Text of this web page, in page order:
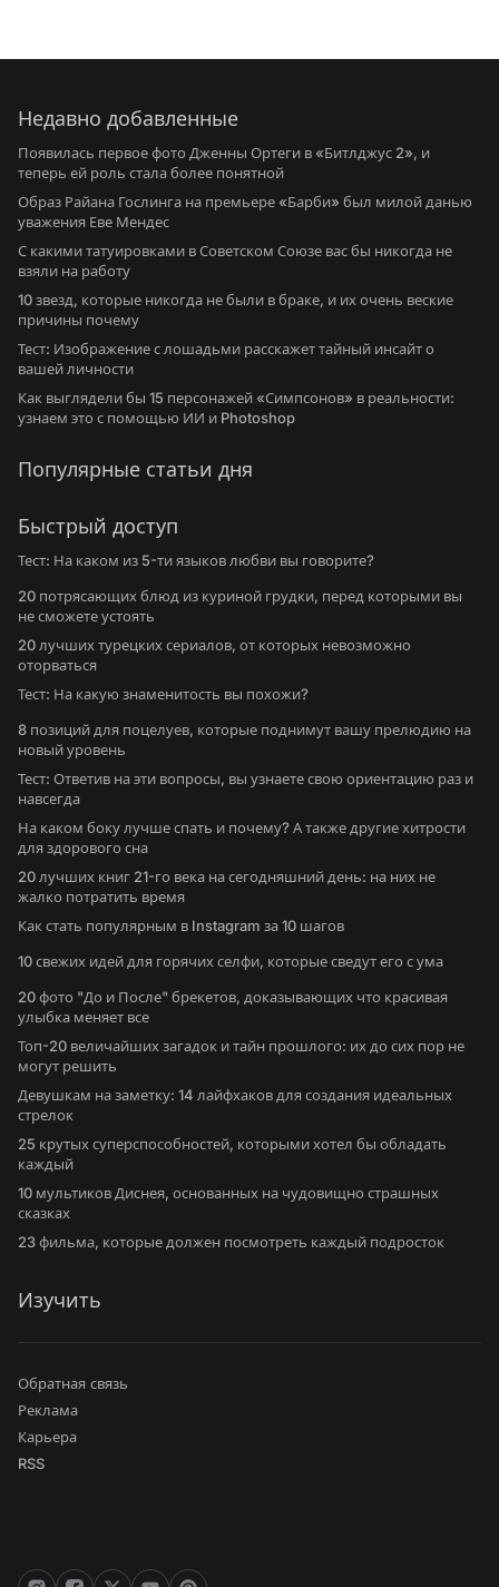
Недавно добавленные
Появилась первое фото Дженны Ортеги в «Битлджус 2», и
теперь ей роль стала более понятной
Образ Райана Гослинга на премьере «Барби» был милой данью
уважения Еве Мендес
С какими татуировками в Советском Союзе вас бы никогда не
взяли на работу
10 звезд, которые никогда не были в браке, и их очень веские
причины почему
Тест: Изображение с лошадьми расскажет тайный инсайт о
вашей личности
Как выглядели бы 15 персонажей «Симпсонов» в реальности:
узнаем это с помощью ИИ и Photoshop
Популярные статьи дня
Быстрый доступ
Тест: На каком из 5-ти языков любви вы говорите?
20 потрясающих блюд из куриной грудки, перед которыми вы
не сможете устоять
20 лучших турецких сериалов, от которых невозможно
оторваться
Тест: На какую знаменитость вы похожи?
8 позиций для поцелуев, которые поднимут вашу прелюдию на
новый уровень
Тест: Ответив на эти вопросы, вы узнаете свою ориентацию раз и
навсегда
На каком боку лучше спать и почему? А также другие хитрости
для здорового сна
20 лучших книг 21-го века на сегодняшний день: на них не
жалко потратить время
Как стать популярным в Instagram за 10 шагов
10 свежих идей для горячих селфи, которые сведут его с ума
20 фото "До и После" брекетов, доказывающих что красивая
улыбка меняет все
Топ-20 величайших загадок и тайн прошлого: их до сих пор не
могут решить
Девушкам на заметку: 14 лайфхаков для создания идеальных
стрелок
25 крутых суперспособностей, которыми хотел бы обладать
каждый
10 мультиков Диснея, основанных на чудовищно страшных
сказках
23 фильма, которые должен посмотреть каждый подросток
Изучить
Обратная связь
Реклама
Карьера
RSS